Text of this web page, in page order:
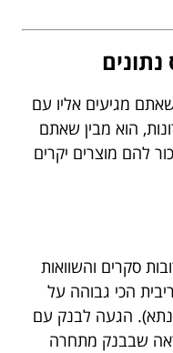
מגיעים אליו עם
הוא מבין שאתם
להם מוצרים יקרים
סקרים והשוואות
הכי גבוהה על
הגעה לבנק עם
שבבנק מתחרה